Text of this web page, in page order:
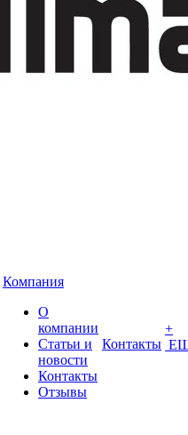
Компания
О
компании
Статьи и
новости
Контакты
Отзывы
Контакты
+